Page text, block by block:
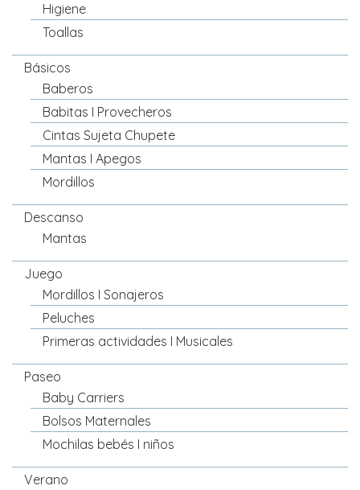
Higiene
Toallas
Básicos
Baberos
Babitas I Provecheros
Cintas Sujeta Chupete
Mantas I Apegos
Mordillos
Descanso
Mantas
Juego
Mordillos I Sonajeros
Peluches
Primeras actividades I Musicales
Paseo
Baby Carriers
Bolsos Maternales
Mochilas bebés I niños
Verano